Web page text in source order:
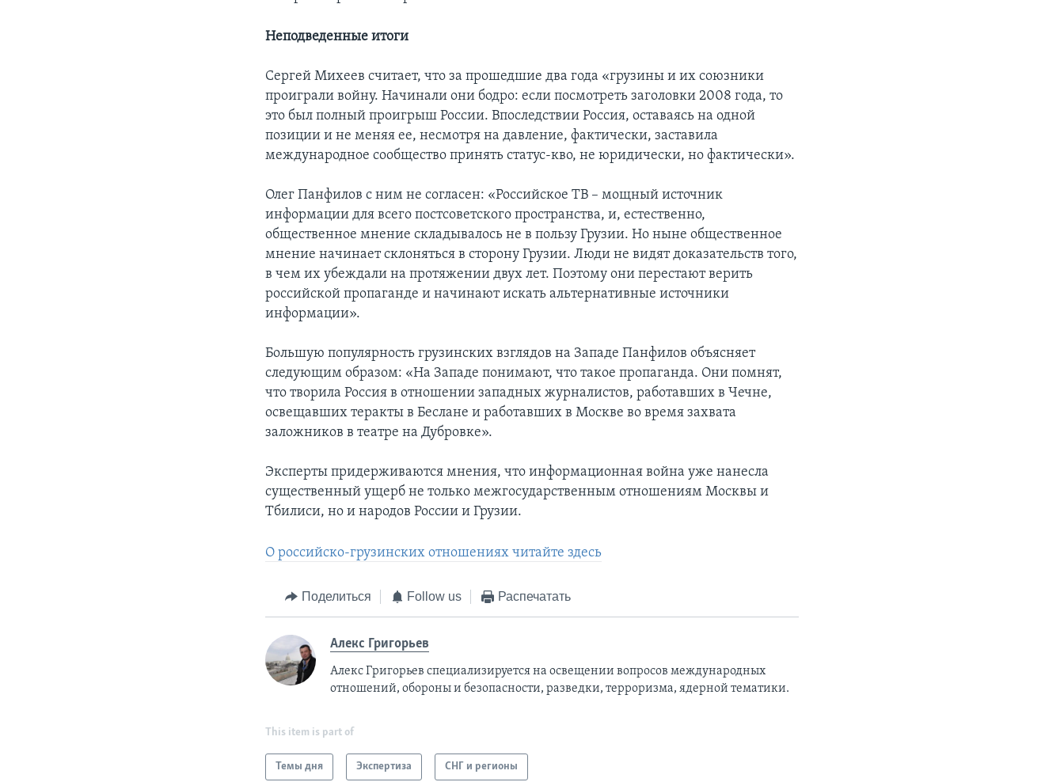
Неподведенные итоги
Сергей Михеев считает, что за прошедшие два года «грузины и их союзники
проиграли войну. Начинали они бодро: если посмотреть заголовки 2008 года, то
это был полный проигрыш России. Впоследствии Россия, оставаясь на одной
позиции и не меняя ее, несмотря на давление, фактически, заставила
международное сообщество принять статус-кво, не юридически, но фактически».
Олег Панфилов с ним не согласен: «Российское ТВ – мощный источник
информации для всего постсоветского пространства, и, естественно,
общественное мнение складывалось не в пользу Грузии. Но ныне общественное
мнение начинает склоняться в сторону Грузии. Люди не видят доказательств того,
в чем их убеждали на протяжении двух лет. Поэтому они перестают верить
российской пропаганде и начинают искать альтернативные источники
информации».
Большую популярность грузинских взглядов на Западе Панфилов объясняет
следующим образом: «На Западе понимают, что такое пропаганда. Они помнят,
что творила Россия в отношении западных журналистов, работавших в Чечне,
освещавших теракты в Беслане и работавших в Москве во время захвата
заложников в театре на Дубровке».
Эксперты придерживаются мнения, что информационная война уже нанесла
существенный ущерб не только межгосударственным отношениям Москвы и
Тбилиси, но и народов России и Грузии.
О российско-грузинских отношениях читайте здесь
Поделиться Follow us Распечатать
Алекс Григорьев
Алекс Григорьев специализируется на освещении вопросов международных
отношений, обороны и безопасности, разведки, терроризма, ядерной тематики.
This item is part of
Темы дня Экспертиза СНГ и регионы